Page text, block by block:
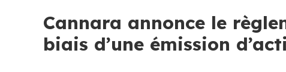
Cannara annonce le
biais d’une émission